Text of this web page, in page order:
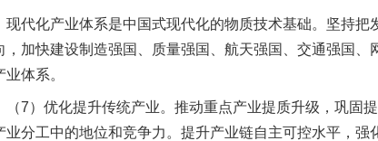
化产业体系是中国式现代化的物质技术基础。坚持把
，加快建设制造强国、质量强国、航天强国、交通强国
业体系。
）优化提升传统产业。推动重点产业提质升级，巩固提
业分工中的地位和竞争力。提升产业链自主可控水平，